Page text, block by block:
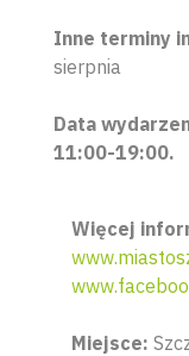
Inne terminy
sierpnia
Data
11:00-19:00.
Więcej
Miejsce: